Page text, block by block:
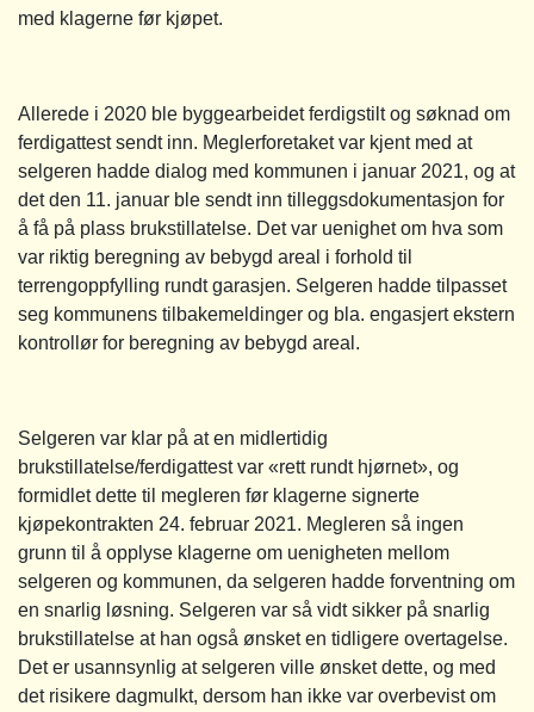
med klagerne før kjøpet.
Allerede i 2020 ble byggearbeidet ferdigstilt og søknad om
ferdigattest sendt inn. Meglerforetaket var kjent med at
selgeren hadde dialog med kommunen i januar 2021, og at
det den 11. januar ble sendt inn tilleggsdokumentasjon for
å få på plass brukstillatelse. Det var uenighet om hva som
var riktig beregning av bebygd areal i forhold til
terrengoppfylling rundt garasjen. Selgeren hadde tilpasset
seg kommunens tilbakemeldinger og bla. engasjert ekstern
kontrollør for beregning av bebygd areal.
Selgeren var klar på at en midlertidig
brukstillatelse/ferdigattest var «rett rundt hjørnet», og
formidlet dette til megleren før klagerne signerte
kjøpekontrakten 24. februar 2021. Megleren så ingen
grunn til å opplyse klagerne om uenigheten mellom
selgeren og kommunen, da selgeren hadde forventning om
en snarlig løsning. Selgeren var så vidt sikker på snarlig
brukstillatelse at han også ønsket en tidligere overtagelse.
Det er usannsynlig at selgeren ville ønsket dette, og med
det risikere dagmulkt, dersom han ikke var overbevist om